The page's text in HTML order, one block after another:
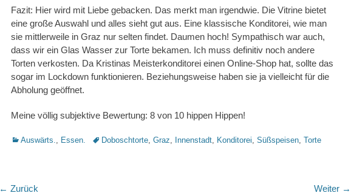
Fazit: Hier wird mit Liebe gebacken. Das merkt man irgendwie. Die Vitrine bietet
eine große Auswahl und alles sieht gut aus. Eine klassische Konditorei, wie man
sie mittlerweile in Graz nur selten findet. Daumen hoch! Sympathisch war auch,
dass wir ein Glas Wasser zur Torte bekamen. Ich muss definitiv noch andere
Torten verkosten. Da Kristinas Meisterkonditorei einen Online-Shop hat, sollte das
sogar im Lockdown funktionieren. Beziehungsweise haben sie ja vielleicht für die
Abholung geöffnet.
Meine völlig subjektive Bewertung: 8 von 10 hippen Hippen!
Kategorien
Auswärts., Essen. Schlagworte
Doboschtorte, Graz, Innenstadt, Konditorei, Süßspeisen, Torte
← Zurück
Weiter →